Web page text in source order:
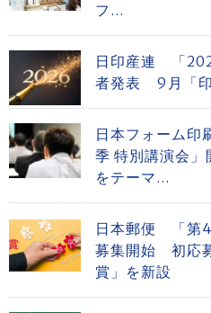
フ...
日印産連 「
者発表 9月「印
日本フォーム
季 特別講演会
をテーマ...
日本郵便 「第
募集開始 初応
賞」を新設